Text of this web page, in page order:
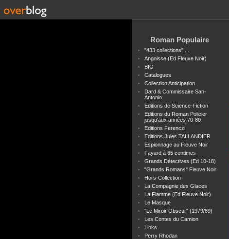
Roman Populaire
"433 collections" ...
Angoisse (Ed Fleuve Noir)
BIO
Catalogues
Collection Anticipation
Dard & Commissaire San-
Antonio
Editions de Science-Fiction
Editions du Roman Policier
jusqu'aux années 70-80
Editions Ferenczi
Editions Jules TALLANDIER
Espionnage au Fleuve Noir
Fayard à 65 centimes
Grands Détectives (Ed 10-18)
"Grands Romans" Fleuve Noir
Hors-Collection
La Compagnie des Glaces
La Flamme (Ed Fleuve Noir)
Le Masque
"Le Miroir Obscur" (1979/89)
Les Contes du Camion
Links
Perry Rhodan